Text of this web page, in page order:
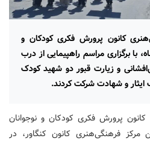
کانون پرورش فکری کودکان و
با برگزاری مراسم راهپیمایی از درب
و زیارت قبور دو شهید کودک
و شهادت شرکت کردند.
پرورش فکری کودکان و نوجوانان
مرکز فرهنگی‌هنری کانون کنگاور، در